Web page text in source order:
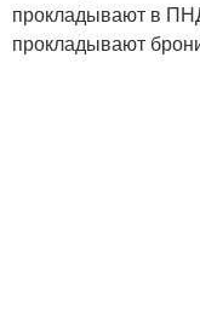
прокладывают в
прокладывают